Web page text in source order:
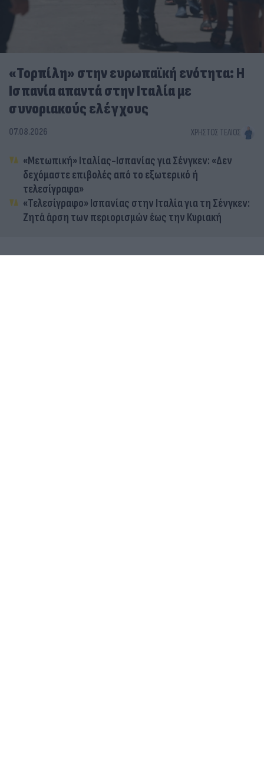
«Τορπίλη» στην ευρωπαϊκή ενότητα: Η
Ισπανία απαντά στην Ιταλία με
συνοριακούς ελέγχους
07.08.2026 ΧΡΉΣΤΟΣ ΤΈΛΙΟΣ
«Μετωπική» Ιταλίας-Ισπανίας για Σένγκεν: «Δεν
δεχόμαστε επιβολές από το εξωτερικό ή
τελεσίγραφα»
«Τελεσίγραφο» Ισπανίας στην Ιταλία για τη Σένγκεν:
Ζητά άρση των περιορισμών έως την Κυριακή